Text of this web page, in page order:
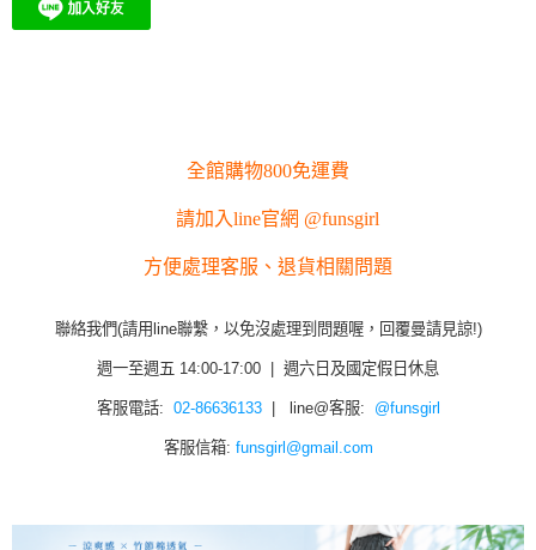
全館購物800免運費
請加入line官網 @funsgirl
方便處理客服、退貨相關問題
聯絡我們(請用line聯繫，以免沒處理到問題喔，回覆曼請見諒!)
週一至週五 14:00-17:00 | 週六日及國定假日休息
客服電話: 02-86636133| line@客服: @funsgirl
客服信箱: funsgirl@gmail.com